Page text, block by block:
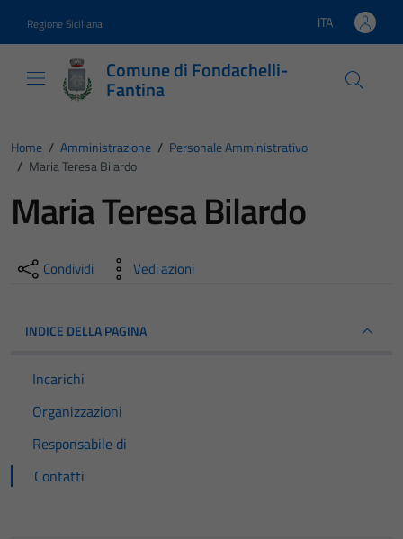
Regione Siciliana Lingua attiva:
ITA
Comune di Fondachelli-
Fantina
Home / Amministrazione / Personale Amministrativo
/ Maria Teresa Bilardo
Maria Teresa Bilardo
Condividi Vedi azioni
INDICE DELLA PAGINA
Incarichi
Organizzazioni
Responsabile di
Contatti